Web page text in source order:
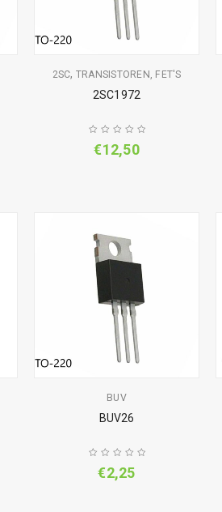
2SC, TRANSISTOREN, FET'S
2SC1972
€12,50
BUV
BUV26
€2,25